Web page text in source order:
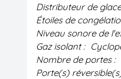
Distributeur de
Étoiles de
Niveau sonore de
Gaz isolant :
Nombre de portes :
Porte(s)